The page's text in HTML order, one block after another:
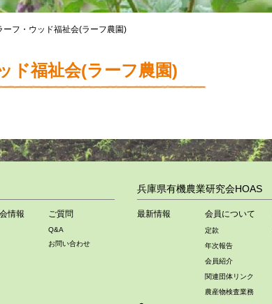
ーフ・ウッド福祉会(ラーフ農園)
ド福祉会(ラーフ農園)
情報 ご質問
Q&A
お問い合わせ
兵庫県有機農業研究会HOAS
最新情報 会員について
定款
年次報告
会員紹介
関連団体リンク
農産物検査業務